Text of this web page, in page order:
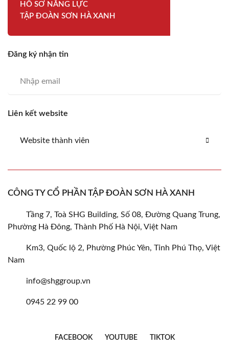
HỒ SƠ NĂNG LỰC
TẬP ĐOÀN SƠN HÀ XANH
Đăng ký nhận tin
Liên kết website
Website thành viên
CÔNG TY CỔ PHẦN TẬP ĐOÀN SƠN HÀ XANH
Tầng 7, Toà SHG Building, Số 08, Đường Quang Trung,
Phường Hà Đông, Thành Phố Hà Nội, Việt Nam
Km3, Quốc lộ 2, Phường Phúc Yên, Tỉnh Phú Thọ, Việt
Nam
info@shggroup.vn
0945 22 99 00
FACEBOOK YOUTUBE TIKTOK